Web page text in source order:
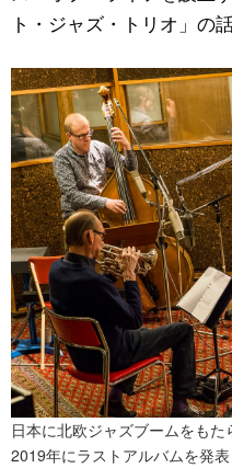
ト・ジャズ・トリオ」の
日本に北欧ジャズブームをもた
2019年にラストアルバムを発